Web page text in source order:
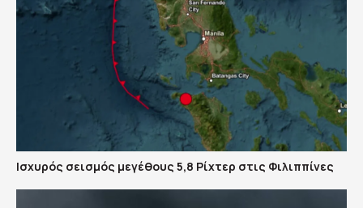
Ισχυρός σεισμός μεγέθους 5,8 Ρίχτερ στις Φιλιππίνες